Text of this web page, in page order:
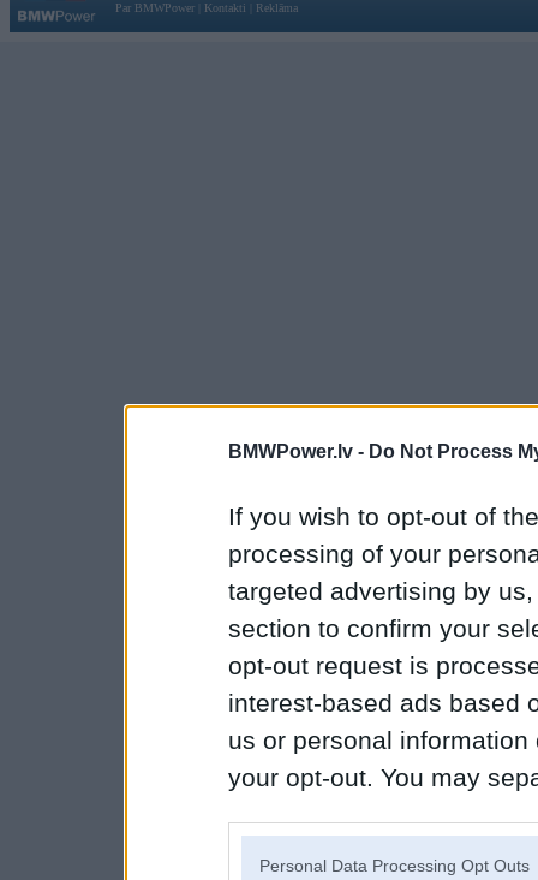
BMWPower.lv - Do Not Process
If you wish to opt-out of
processing of your
targeted advertising by
section to confirm your
opt-out request is
interest-based ads based
us or personal
your opt-out. You may
Personal Data Processing Opt Outs
Par BMWPower
Kontakti Reklāma